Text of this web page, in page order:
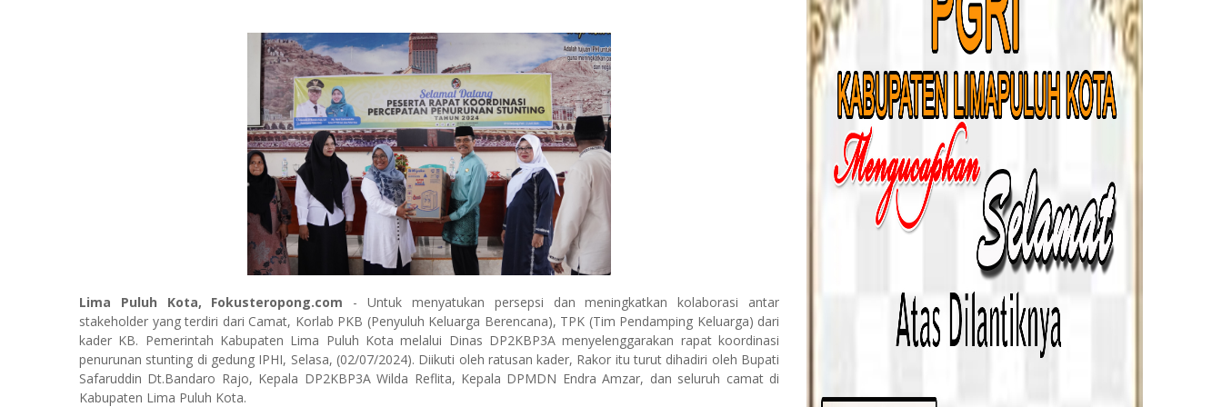
Lima Puluh Kota, Fokusteropong.com - Untuk menyatukan persepsi dan meningkatkan kolaborasi antar
stakeholder yang terdiri dari Camat, Korlab PKB (Penyuluh Keluarga Berencana), TPK (Tim Pendamping Keluarga) dari
kader KB. Pemerintah Kabupaten Lima Puluh Kota melalui Dinas DP2KBP3A menyelenggarakan rapat koordinasi
penurunan stunting di gedung IPHI, Selasa, (02/07/2024). Diikuti oleh ratusan kader, Rakor itu turut dihadiri oleh Bupati
Safaruddin Dt.Bandaro Rajo, Kepala DP2KBP3A Wilda Reflita, Kepala DPMDN Endra Amzar, dan seluruh camat di
Kabupaten Lima Puluh Kota.